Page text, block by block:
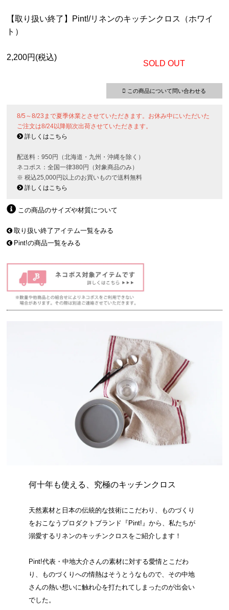
【取り扱い終了】Pint!/リネンのキッチンクロス（ホワイ
ト）
2,200円(税込)
SOLD OUT
この商品について問い合わせる
8/5～8/23まで夏季休業とさせていただきます。お休み中にいただいた
ご注文は8/24以降順次出荷させていただきます。
詳しくはこちら
配送料：950円（北海道・九州・沖縄を除く）
ネコポス：全国一律380円（対象商品のみ）
※ 税込25,000円以上のお買いもので送料無料
詳しくはこちら
この商品のサイズや材質について
取り扱い終了アイテム一覧をみる
Pint!の商品一覧をみる
何十年も使える、究極のキッチンクロス
天然素材と日本の伝統的な技術にこだわり、ものづくり
をおこなうプロダクトブランド『Pint!』から、私たちが
溺愛するリネンのキッチンクロスをご紹介します！
Pint!代表・中地大介さんの素材に対する愛情とこだわ
り、ものづくりへの情熱はそうとうなもので、その中地
さんの熱い想いに触れ心を打たれてしまったのが出会い
でした。